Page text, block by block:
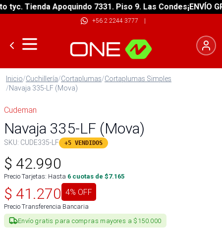
Tienda Apoquindo 7331. Piso 9. Las Condes¡ENVÍO
+56 2 2244 3777 |
Inicio/Cuchillería/Cortaplumas/Cortaplumas Simples
/Navaja 335-LF (Mova)
Cudeman
Navaja 335-LF (Mova)
SKU: CUDE335-LF +5 VENDIDOS
$ 42.990
Precio Tarjetas: Hasta 6 cuotas de $7.165
$ 41.270 4% OFF
Precio Transferencia Bancaria
Envío gratis para compras mayores a $150.000